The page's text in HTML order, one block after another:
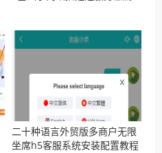
二十种语言外贸版多商户无限
坐席h5客服系统安装配置教程